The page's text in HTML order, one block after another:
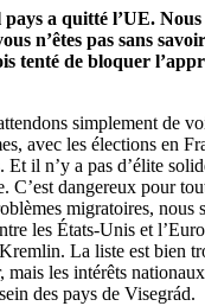
a quitté l’UE.
n’êtes pas sans
tenté de bloquer
simplement de
avec les élections en
Et il n’y a pas d’élite
C’est dangereux pour
migratoires, nous
les États-Unis et
La liste est bien
mais les intérêts
des pays de Visegrád.